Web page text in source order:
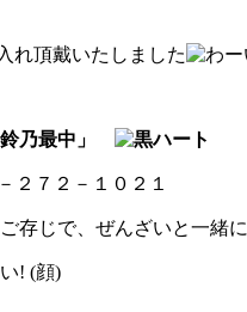
頂戴いたしました
乃最中」
７２－１０２１
存じで、ぜんざいと一緒に